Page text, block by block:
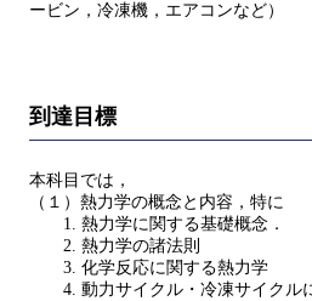
ービン，冷凍機，エアコンなど）
到達目標
本科目では，
（１）熱力学の概念と内容，特に
1. 熱力学に関する基礎概念．
2. 熱力学の諸法則
3. 化学反応に関する熱力学
4. 動力サイクル・冷凍サイクル